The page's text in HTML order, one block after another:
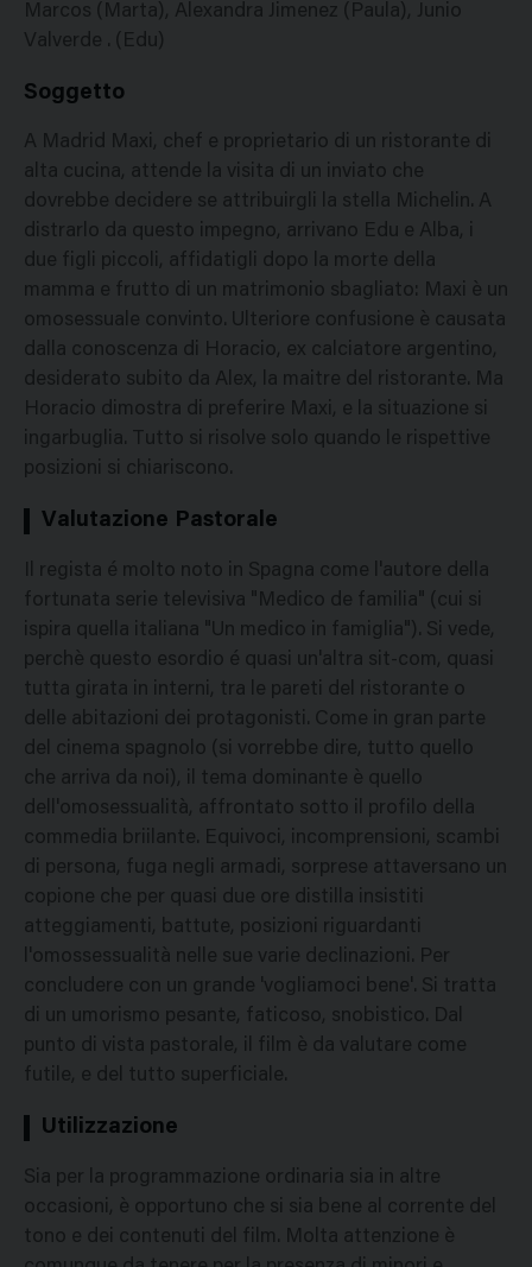
Marcos (Marta), Alexandra Jimenez (Paula), Junio
Valverde . (Edu)
Soggetto
A Madrid Maxi, chef e proprietario di un ristorante di
alta cucina, attende la visita di un inviato che
dovrebbe decidere se attribuirgli la stella Michelin. A
distrarlo da questo impegno, arrivano Edu e Alba, i
due figli piccoli, affidatigli dopo la morte della
mamma e frutto di un matrimonio sbagliato: Maxi è un
omosessuale convinto. Ulteriore confusione è causata
dalla conoscenza di Horacio, ex calciatore argentino,
desiderato subito da Alex, la maitre del ristorante. Ma
Horacio dimostra di preferire Maxi, e la situazione si
ingarbuglia. Tutto si risolve solo quando le rispettive
posizioni si chiariscono.
Valutazione Pastorale
Il regista é molto noto in Spagna come l'autore della
fortunata serie televisiva "Medico de familia" (cui si
ispira quella italiana "Un medico in famiglia"). Si vede,
perchè questo esordio é quasi un'altra sit-com, quasi
tutta girata in interni, tra le pareti del ristorante o
delle abitazioni dei protagonisti. Come in gran parte
del cinema spagnolo (si vorrebbe dire, tutto quello
che arriva da noi), il tema dominante è quello
dell'omosessualità, affrontato sotto il profilo della
commedia briilante. Equivoci, incomprensioni, scambi
di persona, fuga negli armadi, sorprese attaversano un
copione che per quasi due ore distilla insistiti
atteggiamenti, battute, posizioni riguardanti
l'omossessualità nelle sue varie declinazioni. Per
concludere con un grande 'vogliamoci bene'. Si tratta
di un umorismo pesante, faticoso, snobistico. Dal
punto di vista pastorale, il film è da valutare come
futile, e del tutto superficiale.
Utilizzazione
Sia per la programmazione ordinaria sia in altre
occasioni, è opportuno che si sia bene al corrente del
tono e dei contenuti del film. Molta attenzione è